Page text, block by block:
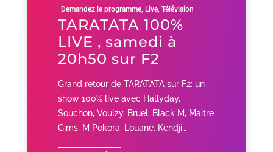
Demandez le programme, Live, Télévision
TARATATA 100%
LIVE , samedi à
20h50 sur F2
Grand retour de TARATATA sur F2: un
show 100% live avec Hallyday,
Souchon, Voulzy, Bruel, Black M, Maitre
Gims, M Pokora, Louane, Kendji…